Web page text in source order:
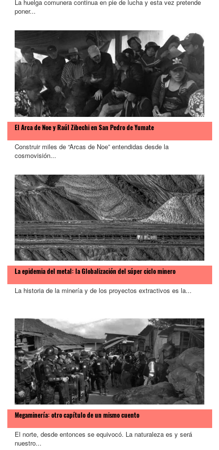
La huelga comunera continua en pie de lucha y esta vez pretende
poner...
El Arca de Noe y Raúl Zibechi en San Pedro de Yumate
Construir miles de “Arcas de Noe” entendidas desde la
cosmovisión...
La epidemia del metal: la Globalización del súper ciclo minero
La historia de la minería y de los proyectos extractivos es la...
Megaminería: otro capítulo de un mismo cuento
El norte, desde entonces se equivocó. La naturaleza es y será
nuestro...